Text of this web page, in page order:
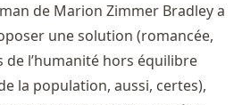
de Marion Zimmer Bradley a
une solution (romancée,
de l’humanité hors équilibre
la population, aussi, certes),